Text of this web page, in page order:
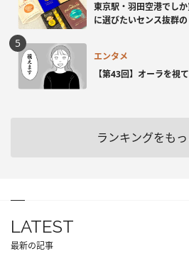
東京駅・羽田空港でし
に選びたいセンス抜群
エンタメ
【第43回】オーラを視
ランキングをも
LATEST
最新の記事